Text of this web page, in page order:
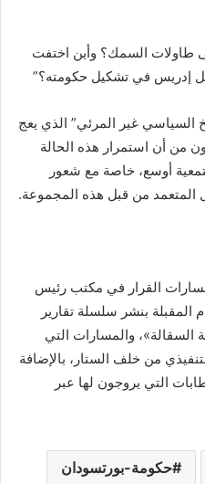
طاولات السمك؟ وأين اختفت
إدريس في تشكيل حكومته؟”
السياسي غير المرئي” الذي يعج
من أن استمرار هذه الحالة
أوسع، خاصة مع شعور
المتعمد من قبل هذه المجموعة.
القرار في مكتب رئيس
المقبلة بنشر سلسلة تقارير
والمسارات التي
من خلف الستار، بالإضافة
التي يروجون لها عبر
حكومة-بورتسودان